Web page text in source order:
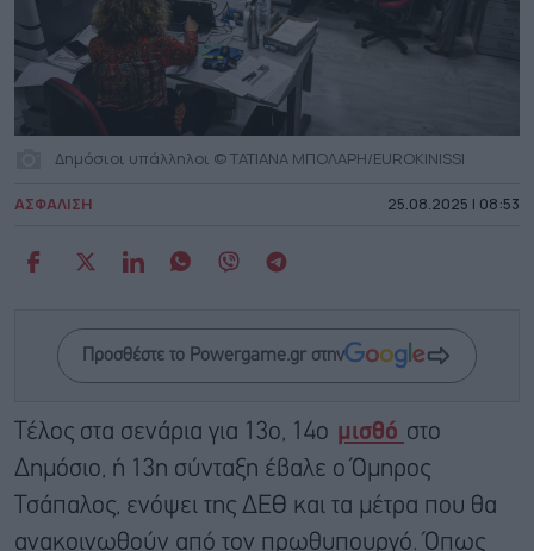
Δημόσιοι υπάλληλοι © ΤΑΤΙΑΝΑ ΜΠΟΛΑΡΗ/EUROKINISSI
ΑΣΦΑΛΙΣΗ 25.08.2025 | 08:53
Προσθέστε το Powergame.gr στην
Τέλος στα σενάρια για 13ο, 14ο μισθό στο
Δημόσιο, ή 13η σύνταξη έβαλε ο Όμηρος
Τσάπαλος, ενόψει της ΔΕΘ και τα μέτρα που θα
ανακοινωθούν από τον πρωθυπουργό. Όπως